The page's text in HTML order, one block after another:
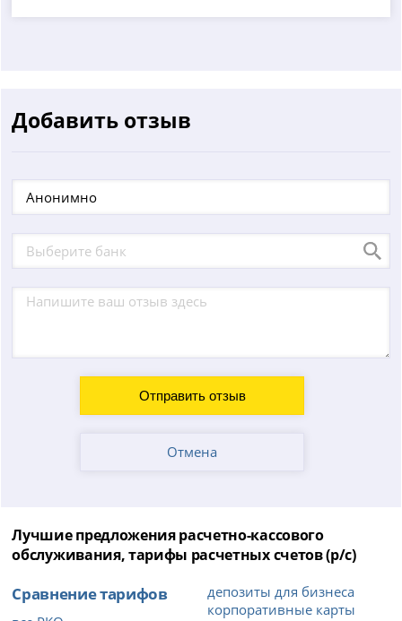
Добавить отзыв
Отмена
Лучшие предложения расчетно-кассового
обслуживания, тарифы расчетных счетов (р/с)
Сравнение тарифов
депозиты для бизнеса
корпоративные карты